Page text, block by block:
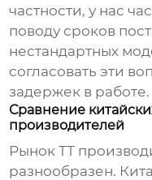
частности, у нас
поводу сроков
нестандартных
согласовать эти
задержек в работе.
Сравнение
производителей
РынокТТ
разнообразен.